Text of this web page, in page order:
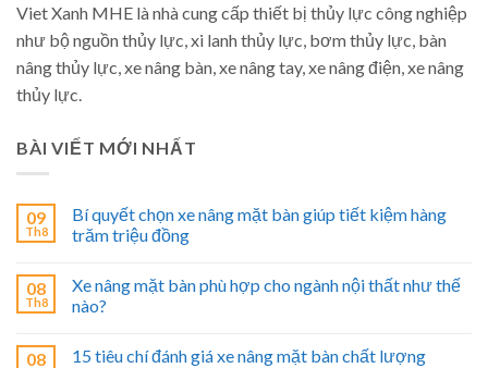
Viet Xanh MHE là nhà cung cấp thiết bị thủy lực công nghiệp
như bộ nguồn thủy lực, xi lanh thủy lực, bơm thủy lực, bàn
nâng thủy lực, xe nâng bàn, xe nâng tay, xe nâng điện, xe nâng
thủy lực.
BÀI VIẾT MỚI NHẤT
09
Th8
Bí quyết chọn xe nâng mặt bàn giúp tiết kiệm hàng
trăm triệu đồng
08
Th8
Xe nâng mặt bàn phù hợp cho ngành nội thất như thế
nào?
08 15 tiêu chí đánh giá xe nâng mặt bàn chất lượng